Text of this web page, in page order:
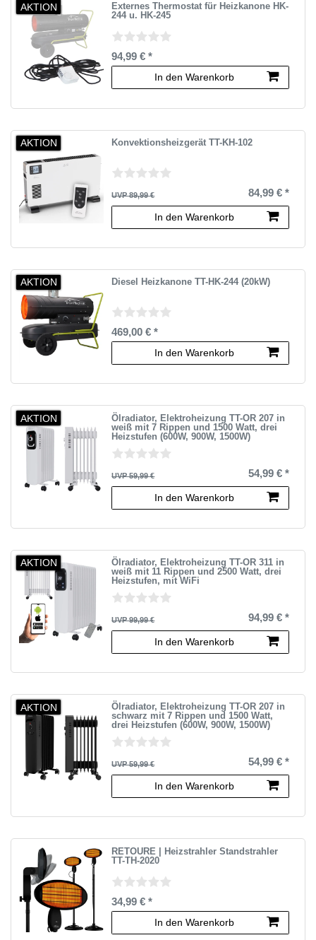
AKTION
Externes Thermostat für Heizkanone HK-
244 u. HK-245
94,99 € *
In den Warenkorb
AKTION Konvektionsheizgerät TT-KH-102
UVP 89,99 € 84,99 € *
In den Warenkorb
AKTION Diesel Heizkanone TT-HK-244 (20kW)
469,00 € *
In den Warenkorb
AKTION
Ölradiator, Elektroheizung TT-OR 207 in
weiß mit 7 Rippen und 1500 Watt, drei
Heizstufen (600W, 900W, 1500W)
UVP 59,99 € 54,99 € *
In den Warenkorb
AKTION
Ölradiator, Elektroheizung TT-OR 311 in
weiß mit 11 Rippen und 2500 Watt, drei
Heizstufen, mit WiFi
UVP 99,99 € 94,99 € *
In den Warenkorb
AKTION
Ölradiator, Elektroheizung TT-OR 207 in
schwarz mit 7 Rippen und 1500 Watt,
drei Heizstufen (600W, 900W, 1500W)
UVP 59,99 € 54,99 € *
In den Warenkorb
RETOURE | Heizstrahler Standstrahler
TT-TH-2020
34,99 € *
In den Warenkorb